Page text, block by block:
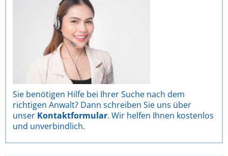
Sie benötigen Hilfe bei Ihrer Suche nach dem
richtigen Anwalt? Dann schreiben Sie uns über
unser Kontaktformular. Wir helfen Ihnen kostenlos
und unverbindlich.